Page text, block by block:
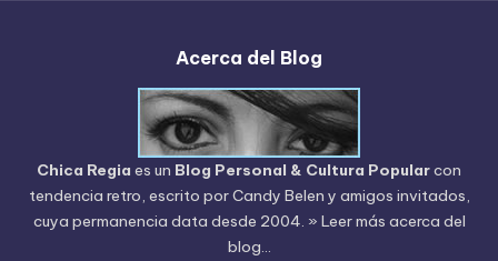
Acerca del Blog
Chica Regia es un Blog Personal & Cultura Popularcon
tendencia retro, escrito porCandy Belen y amigos invitados,
cuya permanencia data desde 2004. » Leer más acerca del
blog...